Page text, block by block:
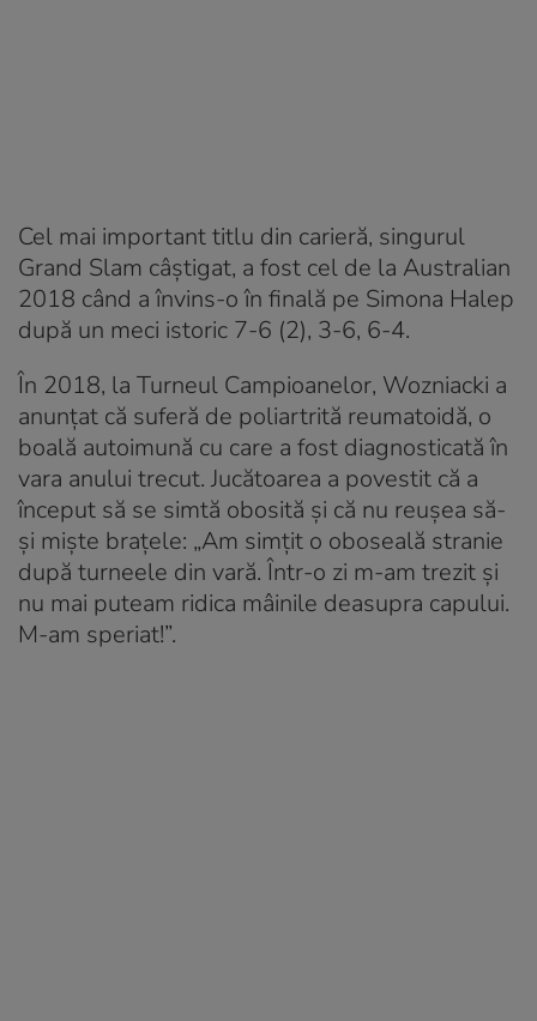
Cel mai important titlu din carieră, singurul
Grand Slam câștigat, a fost cel de la Australian
2018 când a învins-o în finală pe Simona Halep
după un meci istoric 7-6 (2), 3-6, 6-4.
În 2018, la Turneul Campioanelor, Wozniacki a
anunțat că suferă de poliartrită reumatoidă, o
boală autoimună cu care a fost diagnosticată în
vara anului trecut. Jucătoarea a povestit că a
început să se simtă obosită și că nu reușea să-
și miște brațele: „Am simțit o oboseală stranie
după turneele din vară. Într-o zi m-am trezit și
nu mai puteam ridica mâinile deasupra capului.
M-am speriat!”.